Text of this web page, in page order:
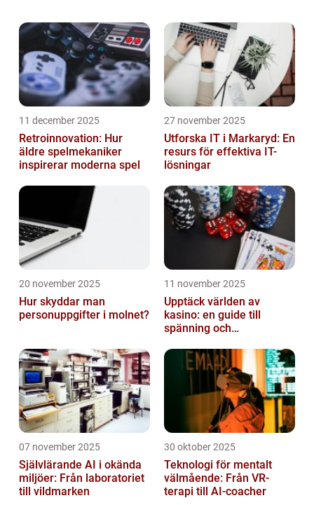
11 december 2025
Retroinnovation: Hur
äldre spelmekaniker
inspirerar moderna spel
27 november 2025
Utforska IT i Markaryd: En
resurs för effektiva IT-
lösningar
20 november 2025
Hur skyddar man
personuppgifter i molnet?
11 november 2025
Upptäck världen av
kasino: en guide till
spänning och
07 november 2025
Självlärande AI i okända
miljöer: Från laboratoriet
till vildmarken
30 oktober 2025
Teknologi för mentalt
välmående: Från VR-
terapi till AI-coacher